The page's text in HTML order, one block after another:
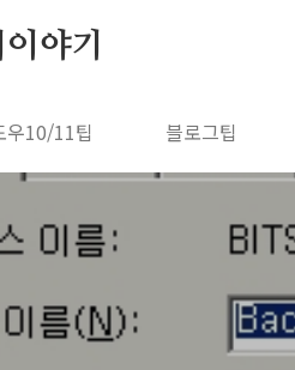
야기
우10/11팁 블로그팁